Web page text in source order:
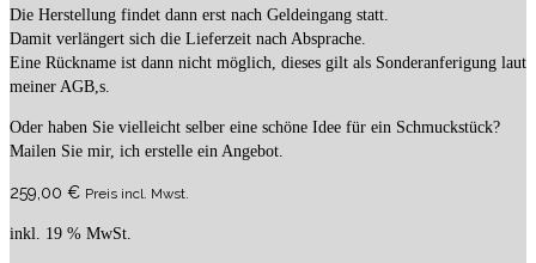
Die Herstellung findet dann erst nach Geldeingang statt.
Damit verlängert sich die Lieferzeit nach Absprache.
Eine Rückname ist dann nicht möglich, dieses gilt als Sonderanferigung laut
meiner AGB,s.
Oder haben Sie vielleicht selber eine schöne Idee für ein Schmuckstück?
Mailen Sie mir, ich erstelle ein Angebot.
259,00 € Preis incl. Mwst.
inkl. 19 % MwSt.